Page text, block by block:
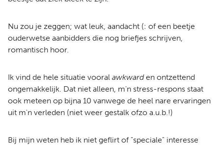
Nu zou je zeggen; wat leuk, aandacht (: of een beetje
ouderwetse aanbidders die nog briefjes schrijven,
romantisch hoor.
Ik vind de hele situatie vooral awkwarden ontzettend
ongemakkelijk. Dat niet alleen, m'n stress-respons staat
ook meteen op bijna 10 vanwege de heel nare ervaringen
uit m'n verleden (niet weer gestalk ofzo a.u.b.!)
Bij mijn weten heb ik niet geflirt of "speciale" interesse